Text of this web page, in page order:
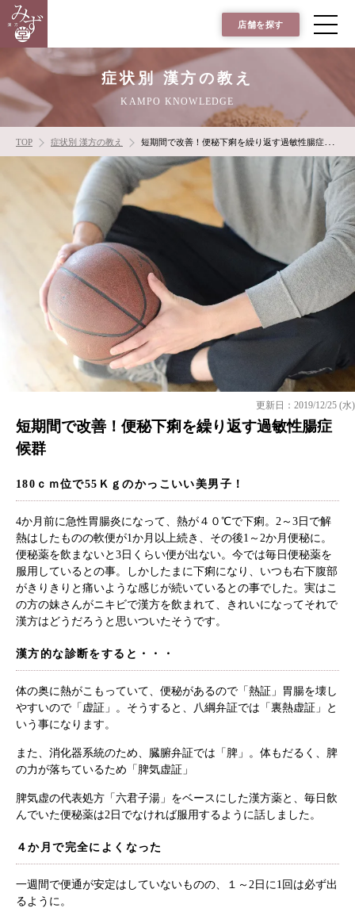
店舗を探す
症状別 漢方の教え
KAMPO KNOWLEDGE
TOP 症状別 漢方の教え 短期間で改善！便秘下痢を繰り返す過敏性腸症候群
更新日：2019/12/25 (水)
短期間で改善！便秘下痢を繰り返す過敏性腸症
候群
180ｃｍ位で55Ｋｇのかっこいい美男子！
4か月前に急性胃腸炎になって、熱が４０℃で下痢。2～3日で解
熱はしたものの軟便が1か月以上続き、その後1～2か月便秘に。
便秘薬を飲まないと3日くらい便が出ない。今では毎日便秘薬を
服用しているとの事。しかしたまに下痢になり、いつも右下腹部
がきりきりと痛いような感じが続いているとの事でした。実はこ
の方の妹さんがニキビで漢方を飲まれて、きれいになってそれで
漢方はどうだろうと思いついたそうです。
漢方的な診断をすると・・・
体の奥に熱がこもっていて、便秘があるので「熱証」胃腸を壊し
やすいので「虚証」。そうすると、八綱弁証では「裏熱虚証」と
いう事になります。
また、消化器系統のため、臓腑弁証では「脾」。体もだるく、脾
の力が落ちているため「脾気虚証」
脾気虚の代表処方「六君子湯」をベースにした漢方薬と、毎日飲
んでいた便秘薬は2日でなければ服用するように話しました。
４か月で完全によくなった
一週間で便通が安定はしていないものの、１～2日に1回は必ず出
るように。